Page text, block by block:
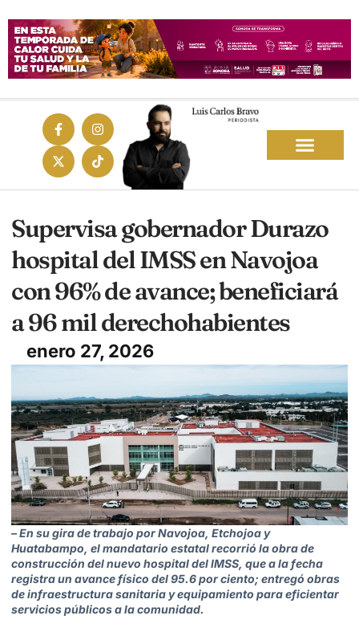
Supervisa gobernador Durazo
hospital del IMSS en Navojoa
con 96% de avance; beneficiará
a 96 mil derechohabientes
enero 27, 2026
– En su gira de trabajo por Navojoa, Etchojoa y
Huatabampo, el mandatario estatal recorrió la obra de
construcción del nuevo hospital del IMSS, que a la fecha
registra un avance físico del 95.6 por ciento; entregó obras
de infraestructura sanitaria y equipamiento para eficientar
servicios públicos a la comunidad.